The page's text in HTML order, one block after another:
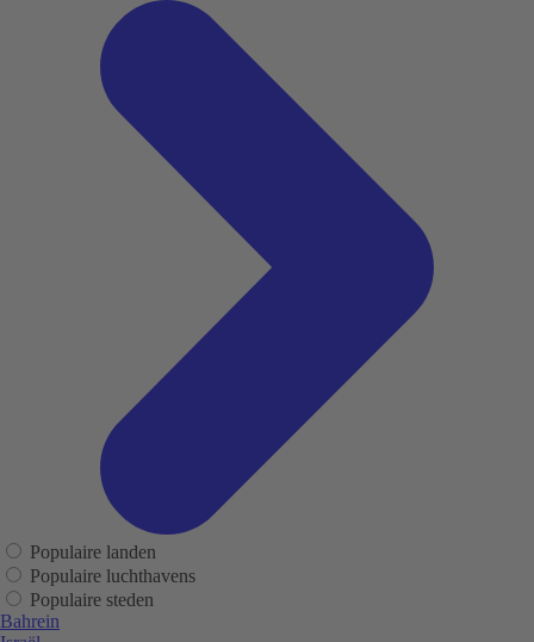
Populaire landen
Populaire luchthavens
Populaire steden
Bahrein